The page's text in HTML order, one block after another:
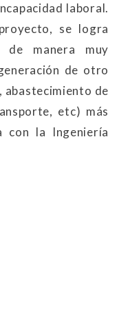
laboral.
se logra
de manera muy
de otro
abastecimiento de
etc) más
con la Ingeniería